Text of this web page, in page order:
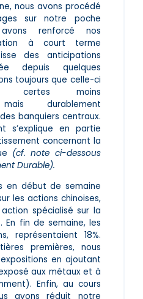
nous avons procédé
sur notre poche
renforcé nos
à court terme
des anticipations
depuis quelques
toujours que celle-ci
certes moins
mais durablement
banquiers centraux.
s’explique en partie
concernant la
(cf. note ci-dessous
Durable).
en début de semaine
les actions chinoises,
spécialisé sur la
En fin de semaine, les
représentaient 18%.
premières, nous
en ajoutant
aux métaux et à
Enfin, au cours
avons réduit notre